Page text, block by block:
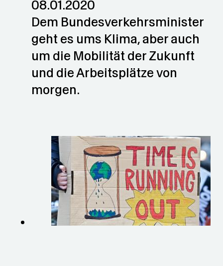
08.01.2020
Dem Bundesverkehrsminister
geht es ums Klima, aber auch
um die Mobilität der Zukunft
und die Arbeitsplätze von
morgen.